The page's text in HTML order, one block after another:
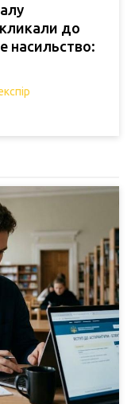
до
насильство: